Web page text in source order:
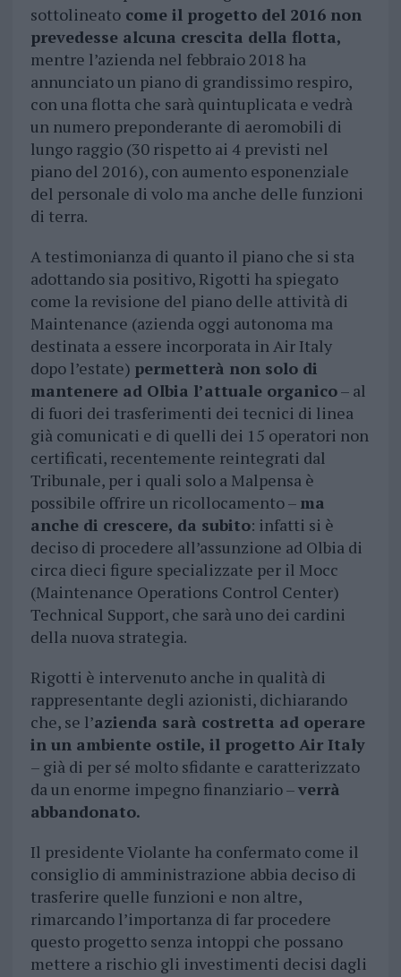
sottolineatocome il progetto del 2016 non
prevedesse alcuna crescita della flotta,
mentre l’azienda nel febbraio 2018 ha
annunciato un piano di grandissimo respiro,
con una flotta che sarà quintuplicata e vedrà
un numero preponderante di aeromobili di
lungo raggio (30 rispetto ai 4 previsti nel
piano del 2016), con aumento esponenziale
del personale di volo ma anche delle funzioni
di terra.
A testimonianza di quanto il piano che si sta
adottando sia positivo, Rigotti ha spiegato
come la revisione del piano delle attività di
Maintenance (azienda oggi autonoma ma
destinata a essere incorporata in Air Italy
dopo l’estate) permetterà non solo di
mantenere ad Olbia l’attuale organico– al
di fuori dei trasferimenti dei tecnici di linea
già comunicati e di quelli dei 15 operatori non
certificati, recentemente reintegrati dal
Tribunale, per i quali solo a Malpensa è
possibile offrire un ricollocamento – ma
anche di crescere, da subito: infatti si è
deciso di procedere all’assunzione ad Olbia di
circa dieci figure specializzate per il Mocc
(Maintenance Operations Control Center)
Technical Support, che sarà uno dei cardini
della nuova strategia.
Rigotti è intervenuto anche in qualità di
rappresentante degli azionisti, dichiarando
che, se l’azienda sarà costretta ad operare
in un ambiente ostile, il progetto Air Italy
– già di per sé molto sfidante e caratterizzato
da un enorme impegno finanziario –verrà
abbandonato.
Il presidente Violante ha confermato come il
consiglio di amministrazione abbia deciso di
trasferire quelle funzioni e non altre,
rimarcando l’importanza di far procedere
questo progetto senza intoppi che possano
mettere a rischio gli investimenti decisi dagli